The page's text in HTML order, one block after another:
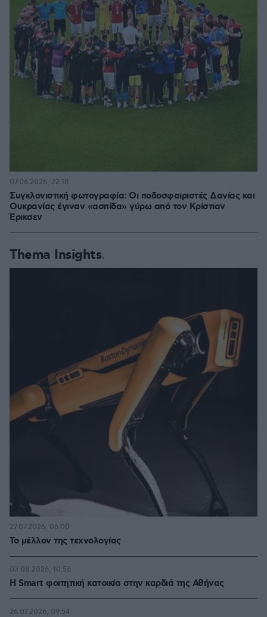
Συγκλονιστική φωτογραφία: Οι ποδοσφαιριστές Δανίας και
Ουκρανίας έγιναν «ασπίδα» γύρω από τον Κρίστιαν
Έρικσεν
07.06.2026, 22:18
Thema Insights
Το μέλλον της τεχνολογίας
27.07.2026, 06:00
Η Smart φοιτητική κατοικία στην καρδιά της Αθήνας
03.08.2026, 10:56
26.07.2026, 09:54